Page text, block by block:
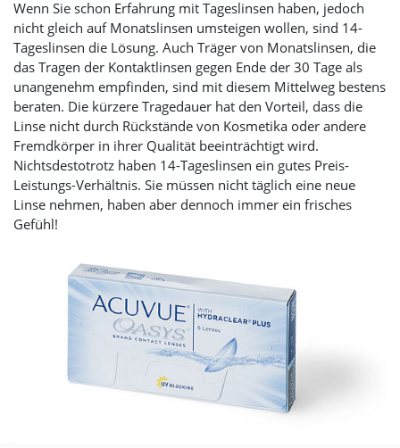
Wenn Sie schon Erfahrung mit Tageslinsen haben, jedoch
nicht gleich auf Monatslinsen umsteigen wollen, sind 14-
Tageslinsen die Lösung. Auch Träger von Monatslinsen, die
das Tragen der Kontaktlinsen gegen Ende der 30 Tage als
unangenehm empfinden, sind mit diesem Mittelweg bestens
beraten. Die kürzere Tragedauer hat den Vorteil, dass die
Linse nicht durch Rückstände von Kosmetika oder andere
Fremdkörper in ihrer Qualität beeinträchtigt wird.
Nichtsdestotrotz haben 14-Tageslinsen ein gutes Preis-
Leistungs-Verhältnis. Sie müssen nicht täglich eine neue
Linse nehmen, haben aber dennoch immer ein frisches
Gefühl!